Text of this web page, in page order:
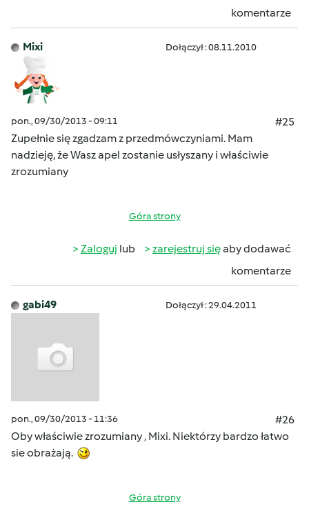
komentarze
Mixi Dołączył : 08.11.2010
pon., 09/30/2013 - 09:11
#25
Zupełnie się zgadzam z przedmówczyniami. Mam
nadzieję, że Wasz apel zostanie usłyszany i właściwie
zrozumiany
Góra strony
Zaloguj lub zarejestruj sięaby dodawać
komentarze
gabi49 Dołączył : 29.04.2011
pon., 09/30/2013 - 11:36
#26
Oby właściwie zrozumiany , Mixi. Niektórzy bardzo łatwo
sie obrażają.
Góra strony